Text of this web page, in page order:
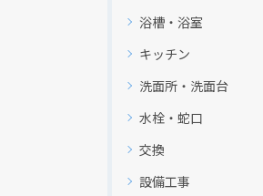
浴槽・浴室
キッチン
洗面所・洗面台
水栓・蛇口
交換
設備工事